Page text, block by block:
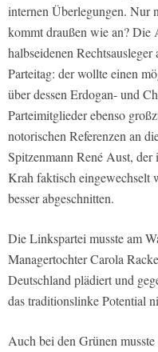
internen Überlegungen. Nur
kommt draußen wie an?
halbseidenen
Parteitag: der wollte einen
über dessen Erdogan- und
Parteimitglieder ebenso
notorischen Referenzen an
Spitzenmann René Aust,
Krah faktisch eingewechselt
besser abgeschnitten.
Die Linkspartei musste am
Managertochter Carola
Deutschland plädiert und
das traditionslinke Potential
Auch bei den Grünen